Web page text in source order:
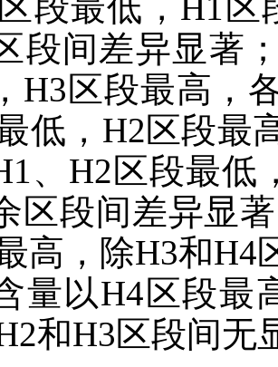
段间差异显著
H3区段最高，
低，H2区段最
、H2区段最低
区段间差异显
高，除H3和H4
量以H4区段最
和H3区段间无